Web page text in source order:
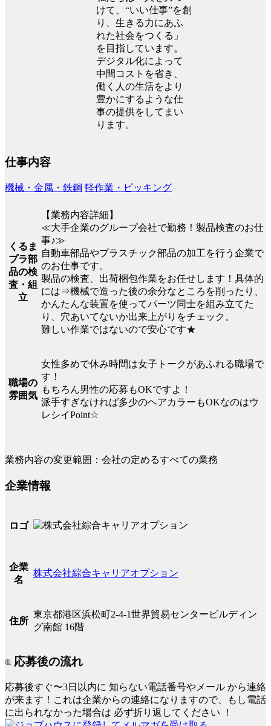
けて、“いい仕事”を創
り、生きる力にあふ
れた社会をつくる」
を目指しています。
デジタル化によって
中間コストを省き、
働く人の生活をより
豊かにするような仕
事の提供をしてまい
ります。
仕事内容
機械・金属・鉄鋼 軽作業・ピッキング
くるま
プラ部
品の検
査・組
立
【業務内容詳細】
≪大手企業のグループ会社で勤務！製品検査のお仕
事♪≫
自動車部品やプラスチック部品の加工を行う企業で
のお仕事です。
製品の検査、出荷梱包作業をお任せします！具体的
には⇒機械で造った後の余分なところを削ったり、
かんたんな装置を使ってパーツ同士を組み立てた
り、穴あいてないか出来上がりをチェック。
難しい作業ではないので安心です★
職場の
雰囲気
女性多めで休み時間は女子トークがあふれる職場で
す！
もちろん男性の応募もOKですよ！
派手すぎなければ多少のヘアカラーもOKなのはウ
レシイPoint☆
業務内容の変更範囲：会社の定めるすべての業務
企業情報
ロゴ
企業
名
株式会社綜合キャリアオプション
住所
東京都港区浜松町2-4-1世界貿易センタービルディン
グ南館 16階
応募後の流れ
応募後すぐ〜3日以内に 知らない電話番号やメール から連絡
が来ます！これは企業からの連絡になりますので、もし電話
に出られなかった場合は 必ず折り返してください ！